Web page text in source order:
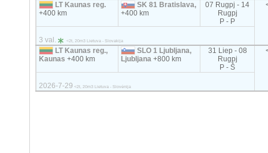
LT Kaunas reg.
+400 km
SK 81 Bratislava,
+400 km
07 Rugpj - 14
Rugpj
P - P
3 val. <2t, 20m3 Lietuva - Slovakija
LT Kaunas reg.,
Kaunas+400 km
SLO 1 Ljubljana,
Ljubljana+800 km
31 Liep - 08
Rugpj
P - Š
2026-7-29 <2t, 20m3 Lietuva - Slovėnija